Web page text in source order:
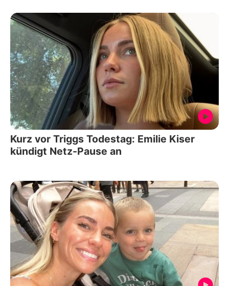
Kurz vor Triggs Todestag: Emilie Kiser
kündigt Netz-Pause an